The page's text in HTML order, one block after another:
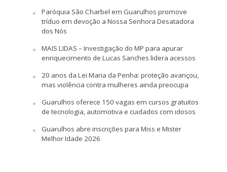
Paróquia São Charbel em Guarulhos promove
tríduo em devoção a Nossa Senhora Desatadora
dos Nós
MAIS LIDAS – Investigação do MP para apurar
enriquecimento de Lucas Sanches lidera acessos
20 anos da Lei Maria da Penha: proteção avançou,
mas violência contra mulheres ainda preocupa
Guarulhos oferece 150 vagas em cursos gratuitos
de tecnologia, automotiva e cuidados com idosos
Guarulhos abre inscrições para Miss e Mister
Melhor Idade 2026